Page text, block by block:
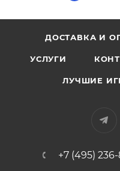
ДОСТАВКА И
УСЛУГИ
ЛУЧШИЕ
+7 (495)